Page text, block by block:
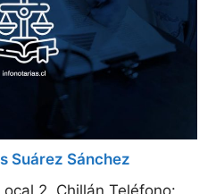
Suárez Sánchez
2, Chillán Teléfono: